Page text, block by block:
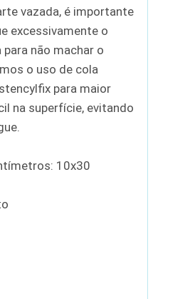
vazada, é importante
excessivamente o
não machar o
o uso de cola
para maior
na superfície, evitando
10x30